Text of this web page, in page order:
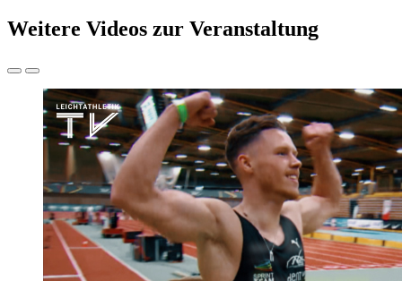
Weitere Videos zur Veranstaltung